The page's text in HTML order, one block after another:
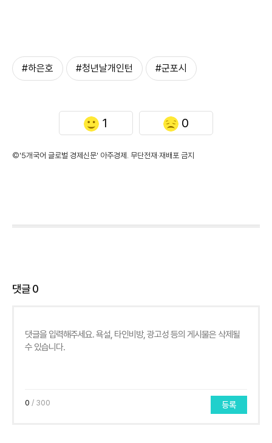
#하은호 #청년날개인턴 #군포시
1 0
©'5개국어 글로벌 경제신문' 아주경제. 무단전재·재배포 금지
댓글0
0 / 300 등록